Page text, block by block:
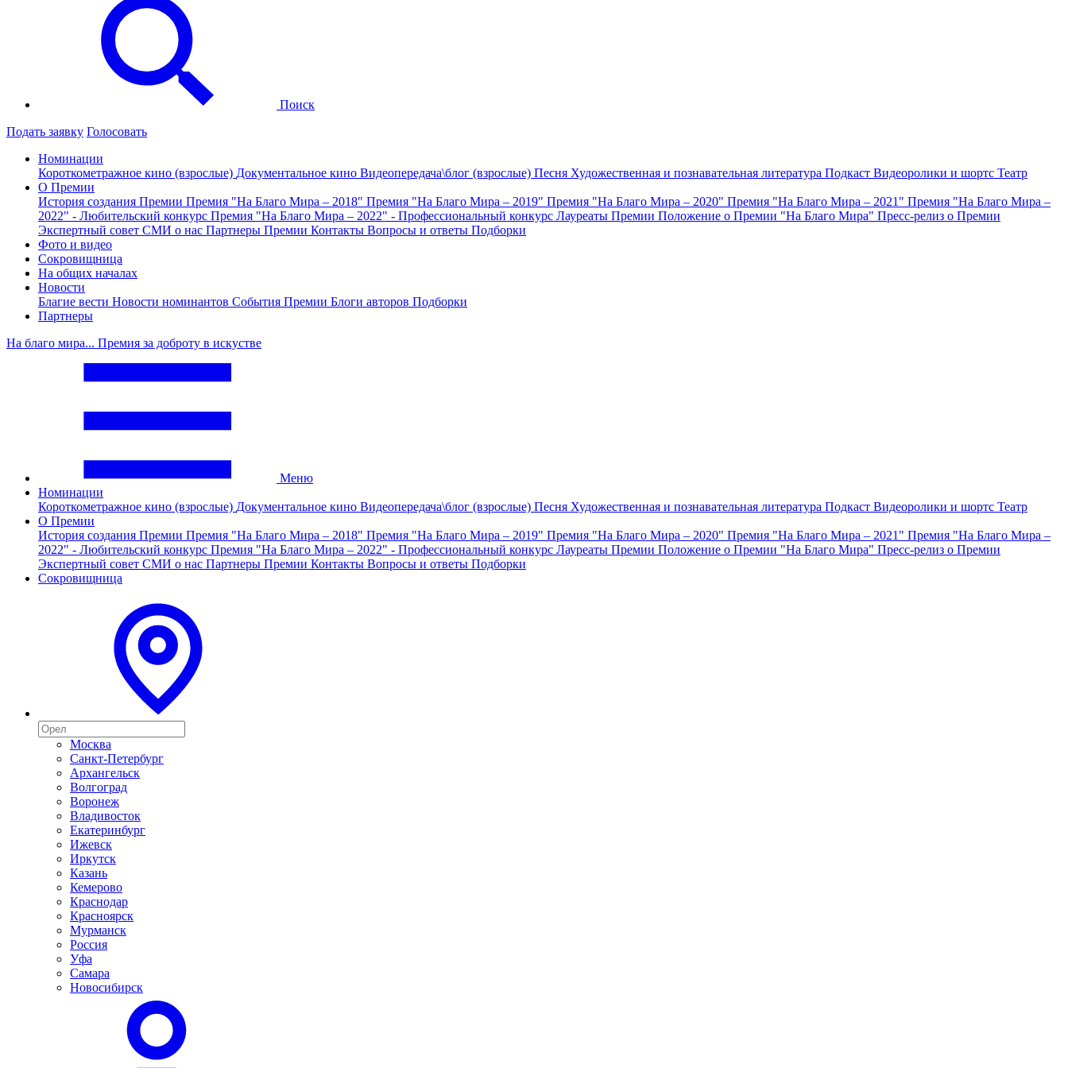
Поиск
Подать заявку Голосовать
Номинации
Короткометражное кино (взрослые) Документальное кино Видеопередача\блог (взрослые) Песня Художественная и познавательная литература Подкаст Видеоролики и шортс Театр
О Премии
История создания Премии Премия "На Благо Мира – 2018" Премия "На Благо Мира – 2019" Премия "На Благо Мира – 2020" Премия "На Благо Мира – 2021" Премия "На Благо Мира –
2022" - Любительский конкурс Премия "На Благо Мира – 2022" - Профессиональный конкурс Лауреаты Премии Положение о Премии "На Благо Мира" Пресс-релиз о Премии
Экспертный совет СМИ о нас Партнеры Премии Контакты Вопросы и ответы Подборки
Фото и видео
Сокровищница
На общих началах
Новости
Благие вести Новости номинантов События Премии Блоги авторов Подборки
Партнеры
На благо мира... Премия за доброту в искустве
Меню
Номинации
Короткометражное кино (взрослые) Документальное кино Видеопередача\блог (взрослые) Песня Художественная и познавательная литература Подкаст Видеоролики и шортс Театр
О Премии
История создания Премии Премия "На Благо Мира – 2018" Премия "На Благо Мира – 2019" Премия "На Благо Мира – 2020" Премия "На Благо Мира – 2021" Премия "На Благо Мира –
2022" - Любительский конкурс Премия "На Благо Мира – 2022" - Профессиональный конкурс Лауреаты Премии Положение о Премии "На Благо Мира" Пресс-релиз о Премии
Экспертный совет СМИ о нас Партнеры Премии Контакты Вопросы и ответы Подборки
Сокровищница
Москва
Санкт-Петербург
Архангельск
Волгоград
Воронеж
Владивосток
Екатеринбург
Ижевск
Иркутск
Казань
Кемерово
Краснодар
Красноярск
Мурманск
Россия
Уфа
Самара
Новосибирск